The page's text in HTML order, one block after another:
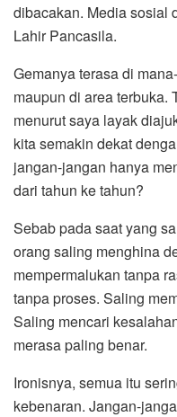
dibacakan. Media sosial
Lahir Pancasila.
Gemanya terasa di
maupun di area terbuka.
menurut saya layak
kita semakin dekat
jangan-jangan hanya
dari tahun ke tahun?
Sebab pada saat yang
orang saling menghina
mempermalukan tanpa
tanpa proses. Saling
Saling mencari
merasa paling benar.
Ironisnya, semua itu
kebenaran. Jangan-